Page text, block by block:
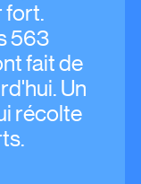
fort.
563
fait de
Un
récolte